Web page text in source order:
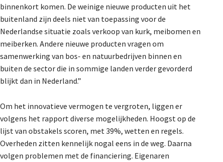
binnenkort komen. De weinige nieuwe producten uit het
buitenland zijn deels niet van toepassing voor de
Nederlandse situatie zoals verkoop van kurk, meibomen en
meiberken. Andere nieuwe producten vragen om
samenwerking van bos- en natuurbedrijven binnen en
buiten de sector die in sommige landen verder gevorderd
blijkt dan in Nederland.”
Om het innovatieve vermogen te vergroten, liggen er
volgens het rapport diverse mogelijkheden. Hoogst op de
lijst van obstakels scoren, met 39%, wetten en regels.
Overheden zitten kennelijk nogal eens in de weg. Daarna
volgen problemen met de financiering. Eigenaren